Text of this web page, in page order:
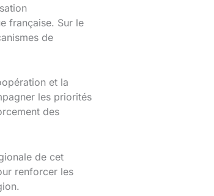
française. Sur le
de
et la
les priorités
des
de cet
renforcer les